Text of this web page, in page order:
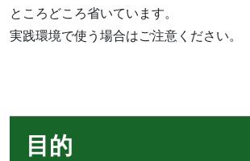
ところどころ省いています。
実践環境で使う場合はご注意ください。
目的